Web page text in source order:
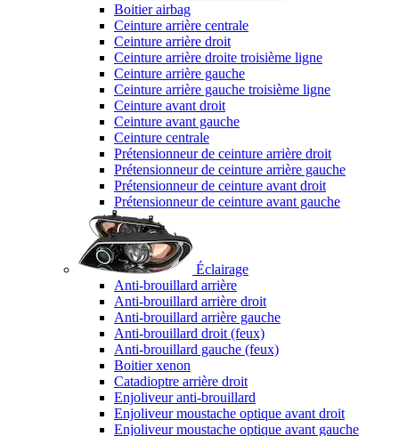
Boitier airbag
Ceinture arrière centrale
Ceinture arrière droit
Ceinture arrière droite troisième ligne
Ceinture arrière gauche
Ceinture arrière gauche troisième ligne
Ceinture avant droit
Ceinture avant gauche
Ceinture centrale
Prétensionneur de ceinture arrière droit
Prétensionneur de ceinture arrière gauche
Prétensionneur de ceinture avant droit
Prétensionneur de ceinture avant gauche
Éclairage
Anti-brouillard arrière
Anti-brouillard arrière droit
Anti-brouillard arrière gauche
Anti-brouillard droit (feux)
Anti-brouillard gauche (feux)
Boitier xenon
Catadioptre arrière droit
Enjoliveur anti-brouillard
Enjoliveur moustache optique avant droit
Enjoliveur moustache optique avant gauche